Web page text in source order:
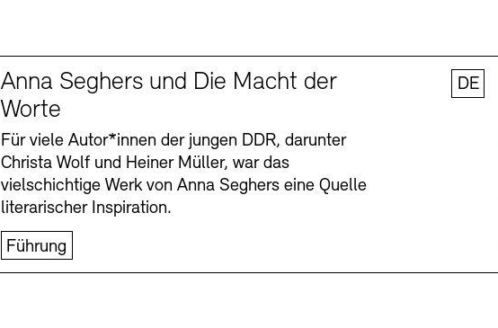
Anna Seghers und Die Macht der
Worte
Für viele Autor*innen der jungen DDR, darunter
Christa Wolf und Heiner Müller, war das
vielschichtige Werk von Anna Seghers eine Quelle
literarischer Inspiration.
Führung
DE